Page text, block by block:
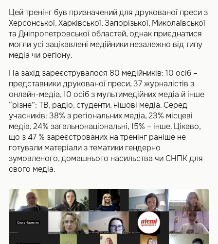
Цей тренінг був призначений для друкованої преси з
Херсонської, Харківської, Запорізької, Миколаївської
та Дніпропетровської областей, однак приєднатися
могли усі зацікавлені медійники незалежно від типу
медіа чи регіону.
На захід зареєструвалося 80 медійників: 10 осіб –
представники друкованої преси, 37 журналістів з
онлайн-медіа, 10 осіб з мультимедійних медіа й інше
“різне”: ТВ, радіо, студенти, нішові медіа. Серед
учасників: 38% з регіональних медіа, 23% місцеві
медіа, 24% загальнонаціональні, 15% – інше. Цікаво,
що з 47 % зареєстрованих на тренінг раніше не
готували матеріали з тематики гендерно
зумовленого, домашнього насильства чи СНПК для
свого медіа.